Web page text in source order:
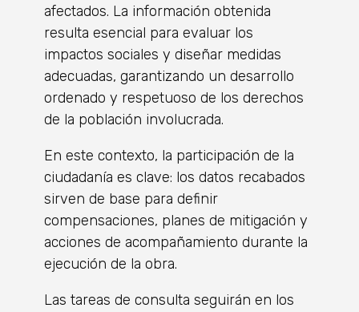
afectados. La información obtenida
resulta esencial para evaluar los
impactos sociales y diseñar medidas
adecuadas, garantizando un desarrollo
ordenado y respetuoso de los derechos
de la población involucrada.
En este contexto, la participación de la
ciudadanía es clave: los datos recabados
sirven de base para definir
compensaciones, planes de mitigación y
acciones de acompañamiento durante la
ejecución de la obra.
Las tareas de consulta seguirán en los